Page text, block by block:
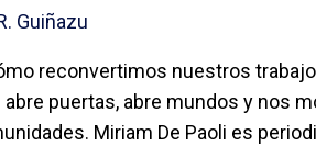
Guiñazu
reconvertimos nuestros
puertas, abre mundos y nos
Miriam De Paoli es